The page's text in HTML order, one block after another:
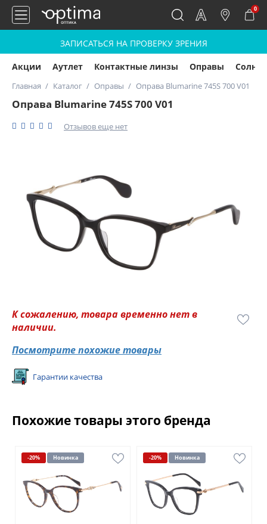
0
ЗАПИСАТЬСЯ НА ПРОВЕРКУ ЗРЕНИЯ
Акции Аутлет Контактные линзы Оправы
Главная Каталог Оправы Оправа Blumarine 745S 700 V01
Оправа Blumarine 745S 700 V01
Отзывов еще нет
К сожалению, товара временно нет в
наличии.
Посмотрите похожие товары
Гарантии качества
Похожие товары этого бренда
-20% Новинка -20% Новинка